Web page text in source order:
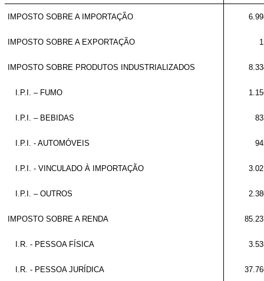
IMPOSTO SOBRE A IMPORTAÇÃO
IMPOSTO SOBRE A EXPORTAÇÃO
IMPOSTO SOBRE PRODUTOS INDUSTRIALIZADOS
I.P.I. – FUMO
I.P.I. – BEBIDAS
I.P.I. - AUTOMÓVEIS
I.P.I. - VINCULADO À IMPORTAÇÃO
I.P.I. – OUTROS
IMPOSTO SOBRE A RENDA
I.R. - PESSOA FÍSICA
I.R. - PESSOA JURÍDICA